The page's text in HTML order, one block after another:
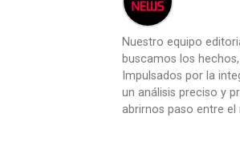
Nuestro equipo
buscamos los
Impulsados por la
un análisis preciso y
abrirnos paso entre